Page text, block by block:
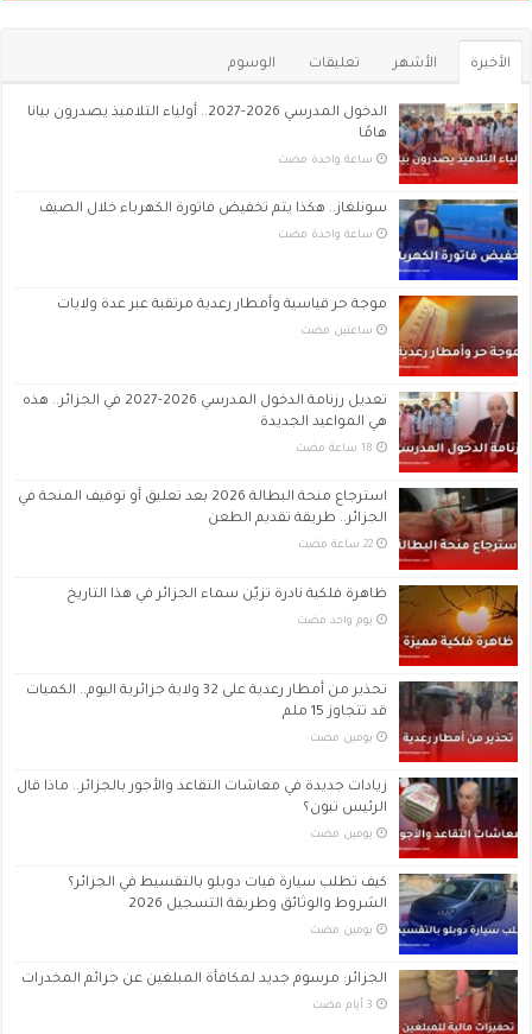
الأخيرة الأشهر تعليقات الوسوم
الدخول المدرسي 2026-2027.. أولياء التلاميذ يصدرون بيانا
هامًا
‏ساعة واحدة مضت
سونلغاز.. هكذا يتم تخفيض فاتورة الكهرباء خلال الصيف
‏ساعة واحدة مضت
موجة حر قياسية وأمطار رعدية مرتقبة عبر عدة ولايات
‏ساعتين مضت
تعديل رزنامة الدخول المدرسي 2026-2027 في الجزائر.. هذه
هي المواعيد الجديدة
استرجاع منحة البطالة 2026 بعد تعليق أو توقيف المنحة في
الجزائر.. طريقة تقديم الطعن
‏22 ساعة مضت
ظاهرة فلكية نادرة تزيّن سماء الجزائر في هذا التاريخ
‏يوم واحد مضت
تحذير من أمطار رعدية على 32 ولاية جزائرية اليوم.. الكميات
قد تتجاوز 15 ملم
‏يومين مضت
زيادات جديدة في معاشات التقاعد والأجور بالجزائر.. ماذا قال
الرئيس تبون؟
‏يومين مضت
كيف تطلب سيارة فيات دوبلو بالتقسيط في الجزائر؟
الشروط والوثائق وطريقة التسجيل 2026
‏يومين مضت
الجزائر: مرسوم جديد لمكافأة المبلغين عن جرائم المخدرات